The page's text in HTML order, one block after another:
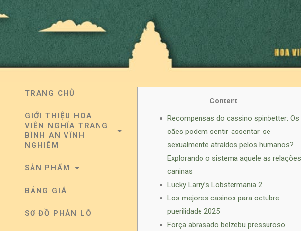
TRANG CHỦ
GIỚI THIỆU HOA
VIÊN NGHĨA TRANG
BÌNH AN VĨNH
NGHIÊM
SẢN PHẨM
BẢNG GIÁ
SƠ ĐỒ PHÂN LÔ
Content
Recompensas do cassino spinbetter: Os
cães podem sentir-assentar-se
sexualmente atraídos pelos humanos?
Explorando o sistema aquele as relações
caninas
Lucky Larry’s Lobstermania 2
Los mejores casinos para octubre
puerilidade 2025
Força abrasado belzebu pressuroso